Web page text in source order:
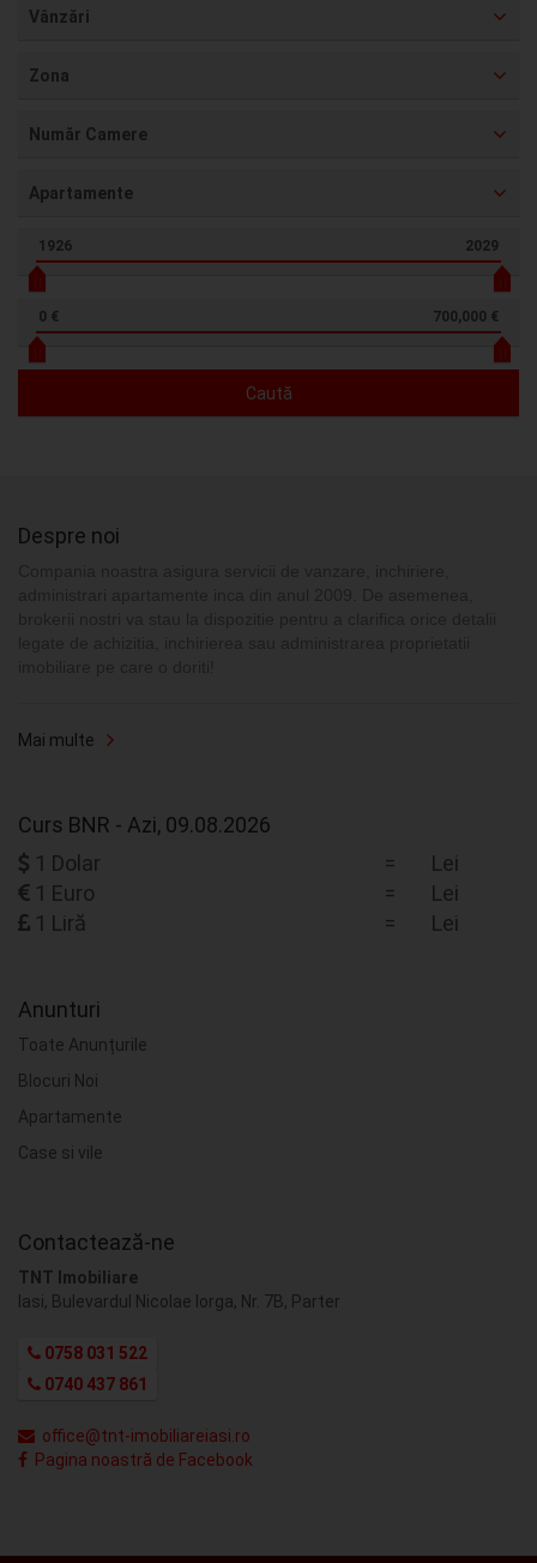
Vânzări
Zona
Număr Camere
Apartamente
1926 2029
0 € 700,000 €
Caută
Despre noi
Mai multe
Curs BNR - Azi, 09.08.2026
1 Dolar
Lei
=
1 Euro
Lei
=
1 Liră
Lei
=
Anunturi
Toate Anunțurile
Blocuri Noi
Apartamente
Case si vile
Contactează-ne
TNT Imobiliare
Iasi, Bulevardul Nicolae Iorga, Nr. 7B, Parter
0758 031 522
0740 437 861
office@tnt-imobiliareiasi.ro
Pagina noastră de Facebook